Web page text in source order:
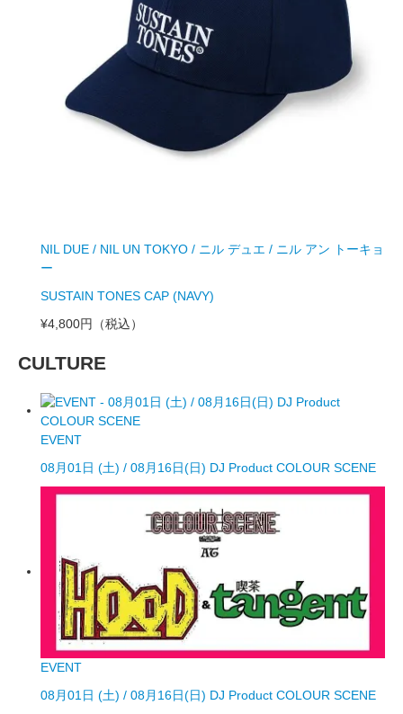
NIL DUE / NIL UN TOKYO / ニル デュエ / ニル アン トーキョ
ー
SUSTAIN TONES CAP (NAVY)
¥4,800円
（税込）
CULTURE
EVENT
08月01日 (土) / 08月16日(日) DJ Product COLOUR SCENE
EVENT
08月01日 (土) / 08月16日(日) DJ Product COLOUR SCENE